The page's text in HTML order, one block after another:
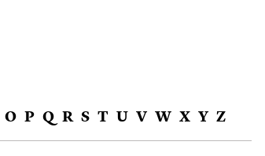
O P Q R S T U V W X Y Z